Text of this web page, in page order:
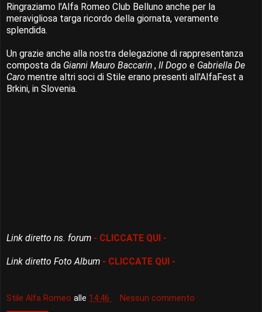
Ringraziamo l'Alfa Romeo Club Belluno anche per la
meravigliosa targa ricordo della giornata, veramente
splendida.
Un grazie anche alla nostra delegazione di rappresentanza
composta da Gianni Mauro Baccarin , Il Dogo e Gabriella De
Caro mentre altri soci di Stile erano presenti all'AlfaFest a
Brkini, in Slovenia.
Link diretto ns. forum - CLICCATE QUI -
Link diretto Foto Album - CLICCATE QUI -
Stile Alfa Romeo alle 14:46 Nessun commento :